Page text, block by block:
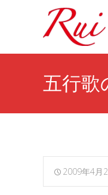
五行歌
2009年4月